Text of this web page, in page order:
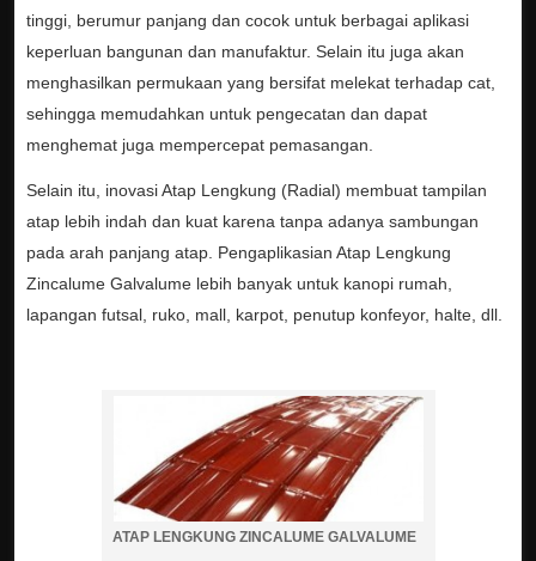
tinggi, berumur panjang dan cocok untuk berbagai aplikasi
keperluan bangunan dan manufaktur. Selain itu juga akan
menghasilkan permukaan yang bersifat melekat terhadap cat,
sehingga memudahkan untuk pengecatan dan dapat
menghemat juga mempercepat pemasangan.
Selain itu, inovasi Atap Lengkung (Radial) membuat tampilan
atap lebih indah dan kuat karena tanpa adanya sambungan
pada arah panjang atap. Pengaplikasian Atap Lengkung
Zincalume Galvalume lebih banyak untuk kanopi rumah,
lapangan futsal, ruko, mall, karpot, penutup konfeyor, halte, dll.
ATAP LENGKUNG ZINCALUME GALVALUME